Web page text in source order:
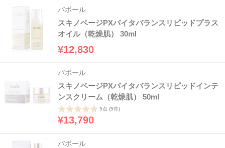
バボール
スキノベージPXバイタバランスリピッドプラス
オイル（乾燥肌） 30ml
¥12,830
バボール
スキノベージPXバイタバランスリピッドインテ
ンスクリーム（乾燥肌） 50ml
5点 (5件)
¥13,790
バボール